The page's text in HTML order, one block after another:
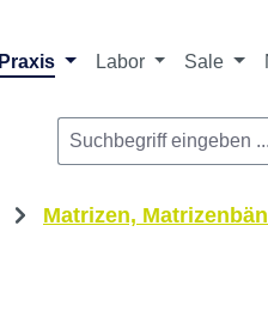
Praxis Labor Sale
Matrizen,